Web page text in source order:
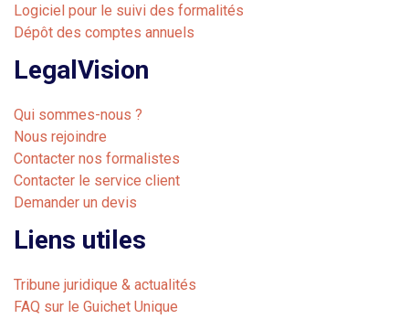
Logiciel pour le suivi des formalités
Dépôt des comptes annuels
LegalVision
Qui sommes-nous ?
Nous rejoindre
Contacter nos formalistes
Contacter le service client
Demander un devis
Liens utiles
Tribune juridique & actualités
FAQ sur le Guichet Unique